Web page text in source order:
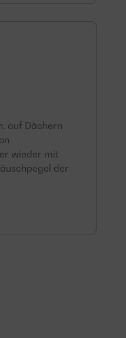
auf Dächern
wieder mit
der